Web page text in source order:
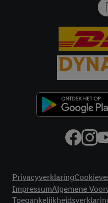
Privacyverklaring
ImpressumAlgemene